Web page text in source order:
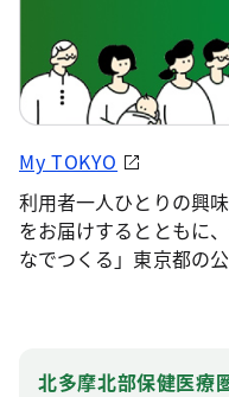
My TOKYO
利用者一人ひとりの興
をお届けするとともに
なでつくる」東京都の
北多摩北部保健医療